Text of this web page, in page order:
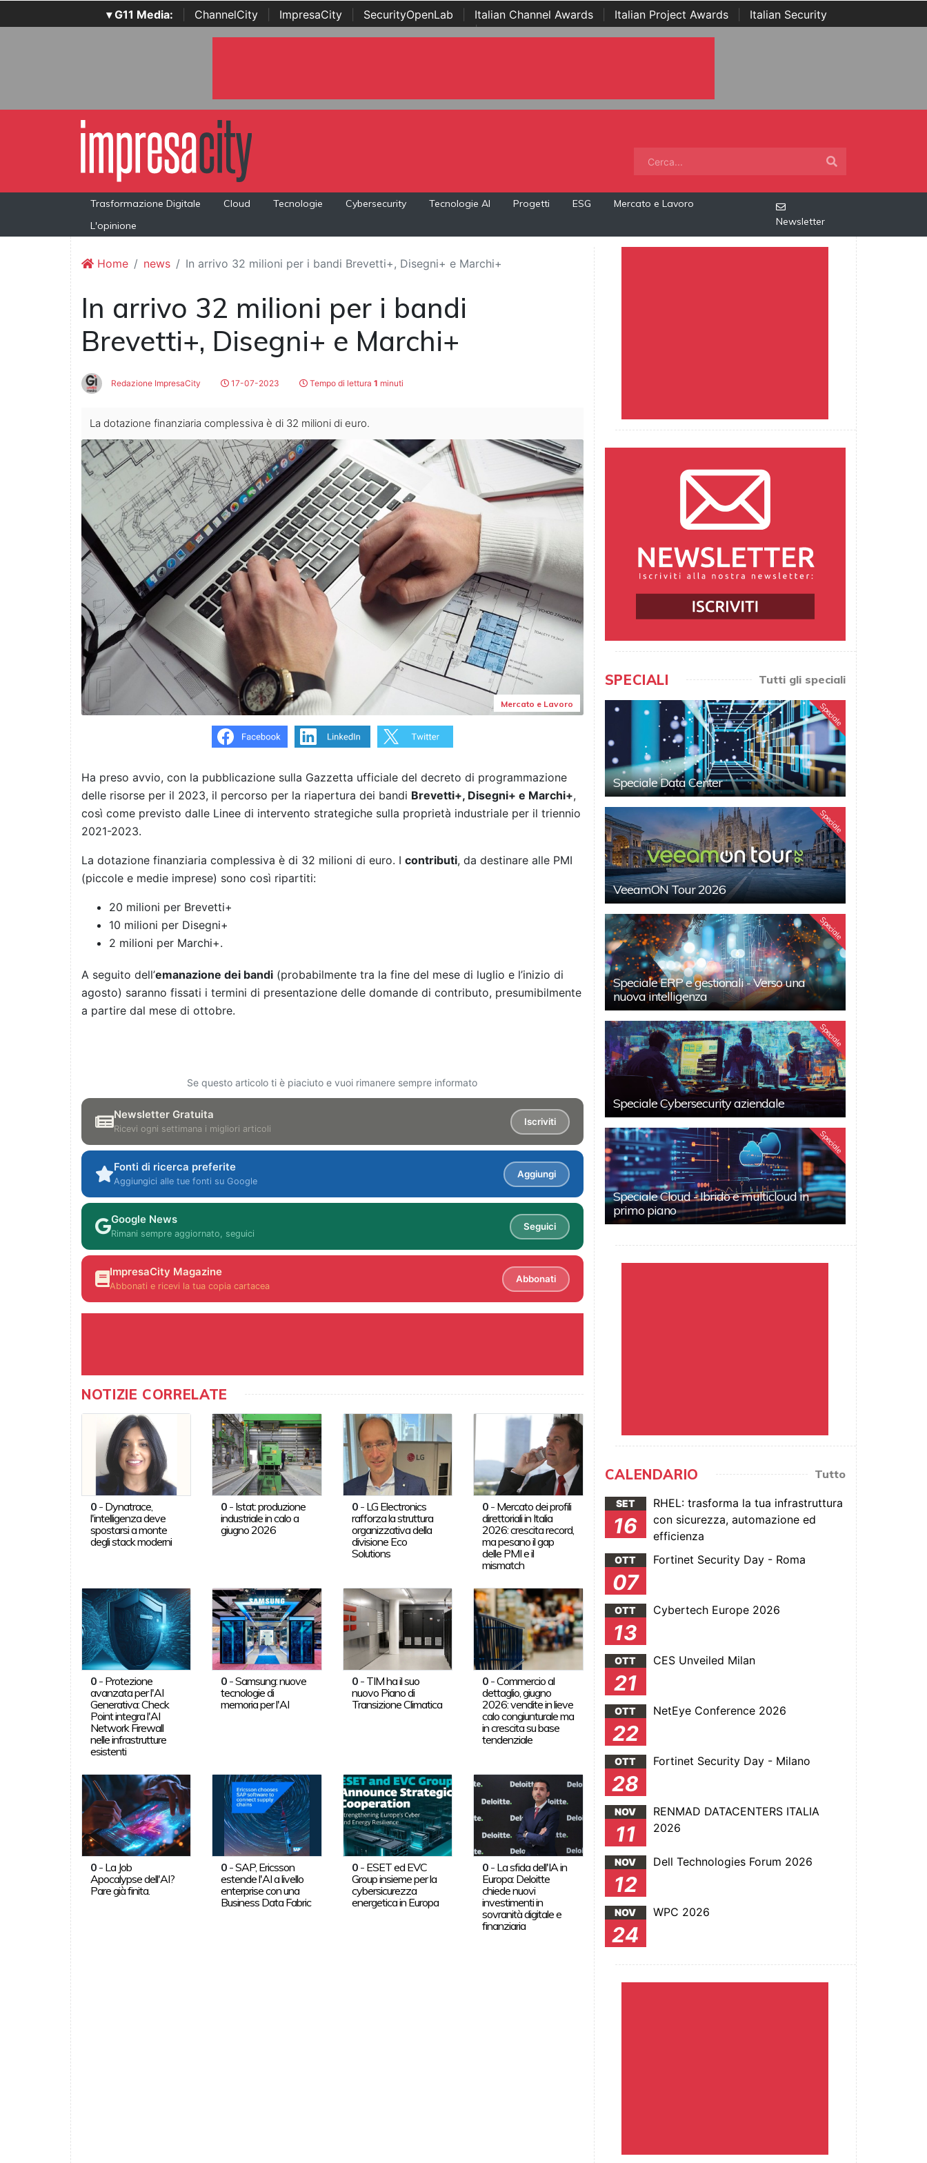
▾ G11 Media: ChannelCity ImpresaCity SecurityOpenLab Italian Channel Awards Italian Project Awards
Italian Security
Awards | ...
Trasformazione Digitale Cloud Tecnologie Cybersecurity Tecnologie AI Progetti ESG
Mercato e Lavoro
L'opinione
Newsletter
Home news In arrivo 32 milioni per i bandi Brevetti+, Disegni+ e Marchi+
In arrivo 32 milioni per i bandi
Brevetti+, Disegni+ e Marchi+
Redazione ImpresaCity 17-07-2023 Tempo di lettura 1 minuti
La dotazione finanziaria complessiva è di 32 milioni di euro.
Mercato e Lavoro
Ha preso avvio, con la pubblicazione sulla Gazzetta ufficiale del decreto di programmazione
delle risorse per il 2023, il percorso per la riapertura dei bandi Brevetti+, Disegni+ e Marchi+,
così come previsto dalle Linee di intervento strategiche sulla proprietà industriale per il triennio
2021-2023.
La dotazione finanziaria complessiva è di 32 milioni di euro. I contributi, da destinare alle PMI
(piccole e medie imprese) sono così ripartiti:
20 milioni per Brevetti+
10 milioni per Disegni+
2 milioni per Marchi+.
A seguito dell’emanazione dei bandi (probabilmente tra la fine del mese di luglio e l’inizio di
agosto) saranno fissati i termini di presentazione delle domande di contributo, presumibilmente
a partire dal mese di ottobre.
Se questo articolo ti è piaciuto e vuoi rimanere sempre informato
Newsletter Gratuita
Ricevi ogni settimana i migliori articoli
Iscriviti
Fonti di ricerca preferite
Aggiungici alle tue fonti su Google
Aggiungi
Google News
Rimani sempre aggiornato, seguici
Seguici
ImpresaCity Magazine
Abbonati e ricevi la tua copia cartacea
Abbonati
NOTIZIE CORRELATE
0- Dynatrace,
l'intelligenza deve
spostarsi a monte
degli stack moderni
0 - Istat: produzione
industriale in calo a
giugno 2026
0- LG Electronics
rafforza la struttura
organizzativa della
divisione Eco
Solutions
0 - Mercato dei profili
direttoriali in Italia
2026: crescita record,
ma pesano il gap
delle PMI e il
mismatch
0- Protezione
avanzata per l'AI
Generativa: Check
Point integra l'AI
Network Firewall
nelle infrastrutture
esistenti
0 -Samsung: nuove
tecnologie di
memoria per l'AI
0- TIM ha il suo
nuovo Piano di
Transizione Climatica
0 -Commercio al
dettaglio, giugno
2026: vendite in lieve
calo congiunturale ma
in crescita su base
tendenziale
0- La Job
Apocalypse dell'AI?
Pare già finita.
0 -SAP, Ericsson
estende l'AI a livello
enterprise con una
Business Data Fabric
0- ESET ed EVC
Group insieme per la
cybersicurezza
energetica in Europa
0 - La sfida dell'IA in
Europa: Deloitte
chiede nuovi
investimenti in
sovranità digitale e
finanziaria
SPECIALI Tutti gli speciali
Speciale
Speciale Data Center
Speciale
VeeamON Tour 2026
Speciale
Speciale ERP e gestionali - Verso una
nuova intelligenza
Speciale
Speciale Cybersecurity aziendale
Speciale
Speciale Cloud - Ibrido e multicloud in
primo piano
CALENDARIO Tutto
SET
16
RHEL: trasforma la tua infrastruttura
con sicurezza, automazione ed
efficienza
OTT
07
Fortinet Security Day - Roma
OTT
13
Cybertech Europe 2026
OTT
21
CES Unveiled Milan
OTT
22
NetEye Conference 2026
OTT
28
Fortinet Security Day - Milano
NOV
11
RENMAD DATACENTERS ITALIA
2026
NOV
12
Dell Technologies Forum 2026
NOV
24
WPC 2026